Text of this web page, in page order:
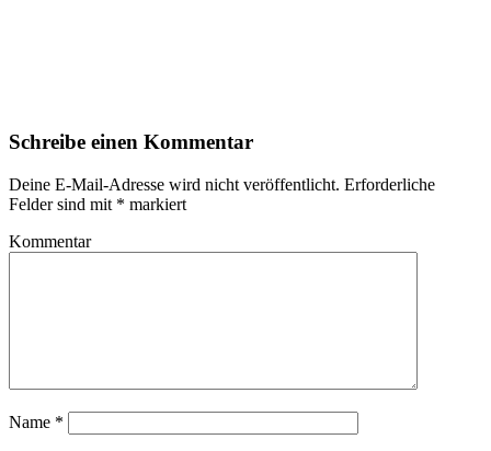
Schreibe einen Kommentar
Deine E-Mail-Adresse wird nicht veröffentlicht. Erforderliche
Felder sind mit * markiert
Kommentar
Name *